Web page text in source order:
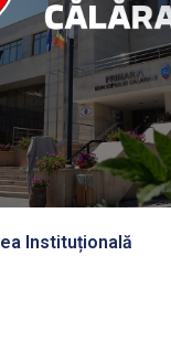
Instituțională